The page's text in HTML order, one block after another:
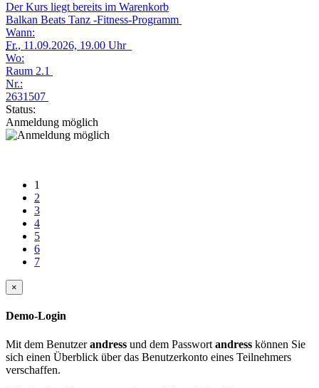
Der Kurs liegt bereits im Warenkorb
Balkan Beats Tanz -Fitness-Programm
Wann:
Fr., 11.09.2026, 19.00 Uhr
Wo:
Raum 2.1
Nr.:
2631507
Status:
Anmeldung möglich
1
2
3
4
5
6
7
×
Demo-Login
Mit dem Benutzerandress und dem Passwort andress können Sie
sich einen Überblick über das Benutzerkonto eines Teilnehmers
verschaffen.